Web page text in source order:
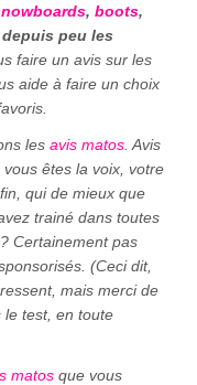
, boots,
peu les
faire un avis sur les
aide à faire un choix
les avis matos . Avis
êtes la voix, votre
qui de mieux que
trainé dans toutes
Certainement pas
(Ceci dit,
mais merci de
le test, en toute
matos que vous